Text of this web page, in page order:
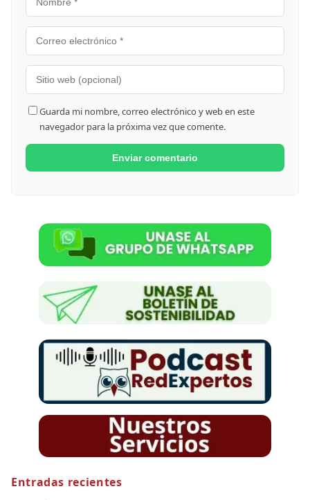
Guarda mi nombre, correo electrónico y web en este
navegador para la próxima vez que comente.
Entradas recientes